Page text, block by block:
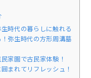
時代の暮らしに触れる
弥生時代の方形周溝墓
家園で古民家体験！
まれてリフレッシュ！